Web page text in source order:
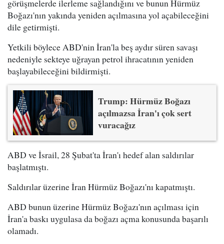
görüşmelerde ilerleme sağlandığını ve bunun Hürmüz
Boğazı'nın yakında yeniden açılmasına yol açabileceğini
dile getirmişti.
Yetkili böylece ABD'nin İran'la beş aydır süren savaşı
nedeniyle sekteye uğrayan petrol ihracatının yeniden
başlayabileceğini bildirmişti.
Trump: Hürmüz Boğazı
açılmazsa İran'ı çok sert
vuracağız
ABD ve İsrail, 28 Şubat'ta İran'ı hedef alan saldırılar
başlatmıştı.
Saldırılar üzerine İran Hürmüz Boğazı'nı kapatmıştı.
ABD bunun üzerine Hürmüz Boğazı'nın açılması için
İran'a baskı uygulasa da boğazı açma konusunda başarılı
olamadı.